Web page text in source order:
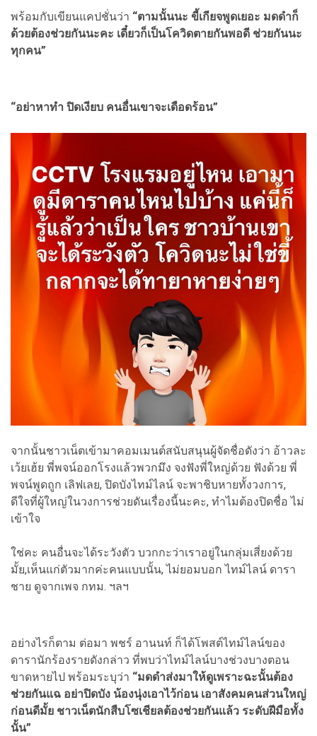
พร้อมกับเขียนแคปชั่นว่า “ตามนั้นนะ ขี้เกียจพูดเยอะ มดดำก็
ด้วยต้องช่วยกันนะคะ เดี๋ยวก็เป็นโควิดตายกันพอดี ช่วยกันนะ
ทุกคน”
“อย่าหาทำ ปิดเงียบ คนอื่นเขาจะเดือดร้อน”
จากนั้นชาวเน็ตเข้ามาคอมเมนต์สนับสนุนผู้จัดชื่อดังว่า อ้าวละ
เว้ยเฮ้ย พี่พจน์ออกโรงแล้วพวกมึง จงฟังพี่ใหญ่ด้วย ฟังด้วย พี่
พจน์พูดถูก เลิฟเลย, ปิดบังไทม์ไลน์ จะพาชิบหายทั้งวงการ,
ดีใจที่ผู้ใหญ่ในวงการช่วยดันเรื่องนี้นะคะ, ทำไมต้องปิดชื่อ ไม่
เข้าใจ
ใช่คะ คนอื่นจะได้ระวังตัว บวกกะว่าเราอยู่ในกลุ่มเสี่ยงด้วย
มั้ย,เห็นแก่ตัวมากค่ะคนแบบนั้น, ไม่ยอมบอก ไทม์ไลน์ ดารา
ชาย ดูจากเพจ กทม. ฯลฯ
อย่างไรก็ตาม ต่อมา พชร์ อานนท์ ก็ได้โพสต์ไทม์ไลน์ของ
ดารานักร้องรายดังกล่าว ที่พบว่าไทม์ไลน์บางช่วงบางตอน
ขาดหายไป พร้อมระบุว่า “มดดำส่งมาให้ดูเพราะฉะนั้นต้อง
ช่วยกันแฉ อย่าปิดบัง น้องนุ่งเอาไว้ก่อน เอาสังคมคนส่วนใหญ่
ก่อนดีมั้ย ชาวเน็ตนักสืบโซเชียลต้องช่วยกันแล้ว ระดับฝีมือทั้ง
นั้น”